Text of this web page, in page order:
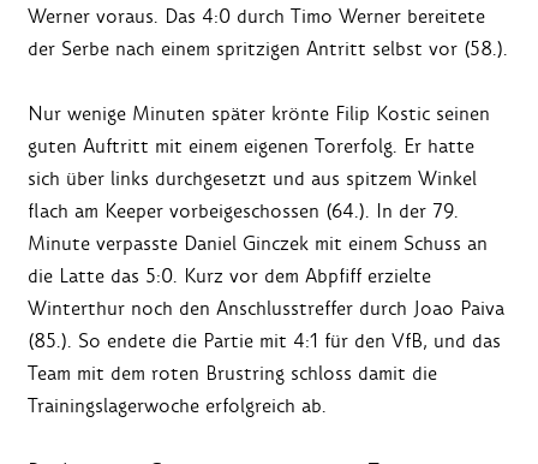
Werner voraus. Das 4:0 durch Timo Werner bereitete
der Serbe nach einem spritzigen Antritt selbst vor (58.).
Nur wenige Minuten später krönte Filip Kostic seinen
guten Auftritt mit einem eigenen Torerfolg. Er hatte
sich über links durchgesetzt und aus spitzem Winkel
flach am Keeper vorbeigeschossen (64.). In der 79.
Minute verpasste Daniel Ginczek mit einem Schuss an
die Latte das 5:0. Kurz vor dem Abpfiff erzielte
Winterthur noch den Anschlusstreffer durch Joao Paiva
(85.). So endete die Partie mit 4:1 für den VfB, und das
Team mit dem roten Brustring schloss damit die
Trainingslagerwoche erfolgreich ab.